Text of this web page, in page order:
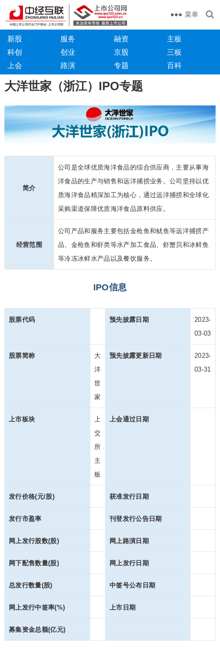
菜单
新股 服务 融资
主板
科创
创业 京股
三板
上会
路演 专题 百科
大洋世家（浙江）IPO专题
简介
公司是全球优质海洋食品的综合供应商，主要从事海
洋食品的生产与销售和远洋捕捞业务。公司坚持以优
质海洋食品精深加工为核心，通过远洋捕捞和全球化
采购渠道保障优质海洋食品原料供应。
经营范围
公司产品和服务主要包括金枪鱼和鱿鱼等远洋捕捞产
品、金枪鱼和虾类等水产加工食品、虾蟹贝和冰鲜鱼
等冷冻冰鲜水产品以及餐饮服务。
IPO信息
股票代码 预先披露日期
2023-
03-03
股票简称
大
洋
世
家
预先披露更新日期
2023-
03-31
上市板块
上
交
所
主
板
上会通过日期
发行价格(元/股) 获准发行日期
发行市盈率 刊登发行公告日期
网上发行股数(股) 网上路演日期
网下配售数量(股) 网上发行日期
总发行数量(股) 中签号公布日期
网上发行中签率(%) 上市日期
募集资金总额(亿元)